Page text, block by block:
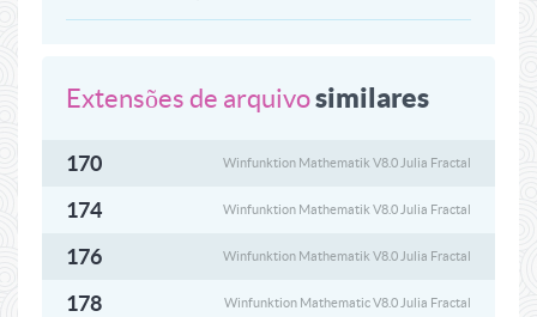
Extensões de arquivosimilares
170 Winfunktion Mathematik V8.0 Julia Fractal
174 Winfunktion Mathematik V8.0 Julia Fractal
176 Winfunktion Mathematik V8.0 Julia Fractal
178 Winfunktion Mathematic V8.0 Julia Fractal